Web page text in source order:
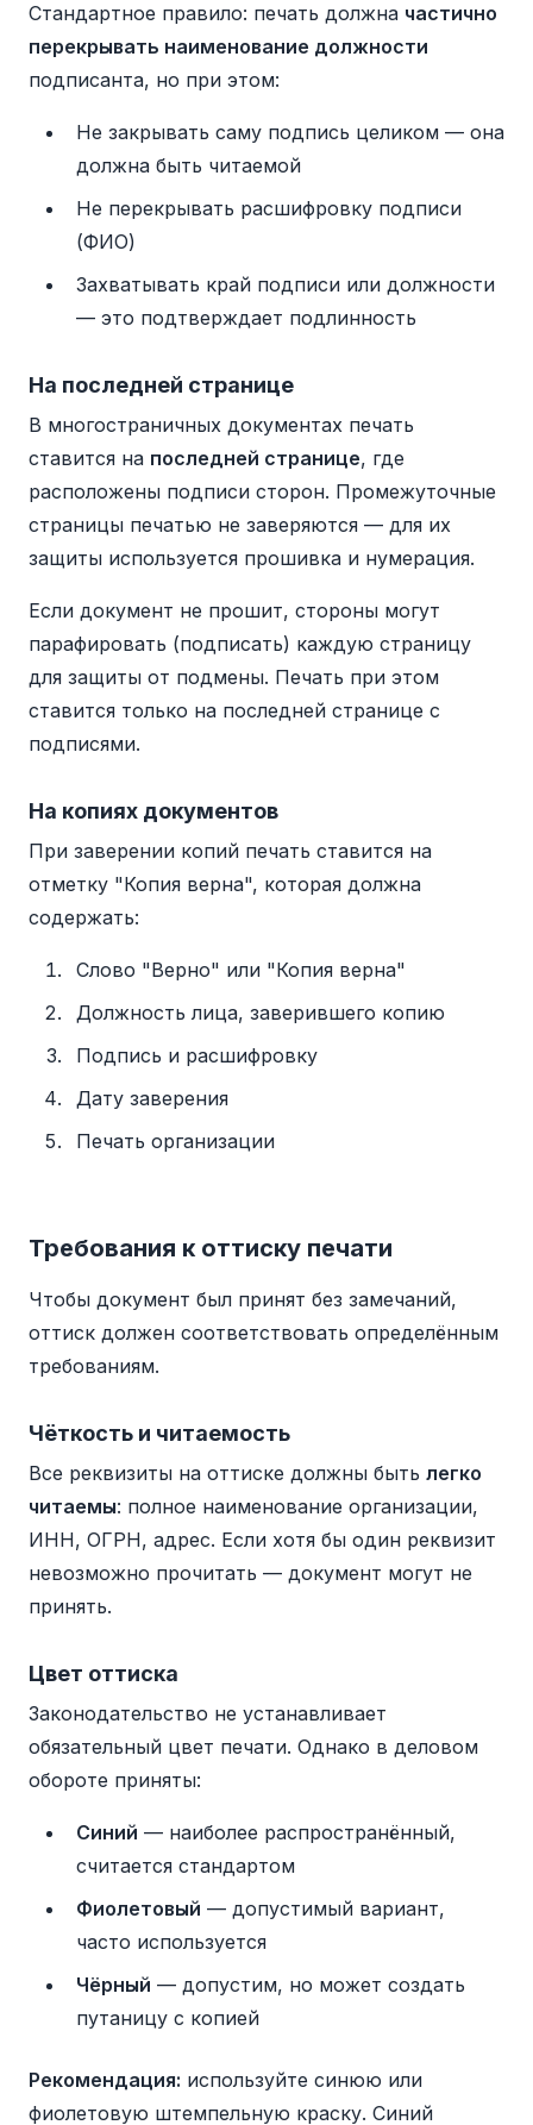
Стандартное правило: печать должна частично
перекрывать наименование должности
подписанта, но при этом:
Не закрывать саму подпись целиком — она
должна быть читаемой
Не перекрывать расшифровку подписи
(ФИО)
Захватывать край подписи или должности
— это подтверждает подлинность
На последней странице
В многостраничных документах печать
ставится на последней странице, где
расположены подписи сторон. Промежуточные
страницы печатью не заверяются — для их
защиты используется прошивка и нумерация.
Если документ не прошит, стороны могут
парафировать (подписать) каждую страницу
для защиты от подмены. Печать при этом
ставится только на последней странице с
подписями.
На копиях документов
При заверении копий печать ставится на
отметку "Копия верна", которая должна
содержать:
Слово "Верно" или "Копия верна"
Должность лица, заверившего копию
Подпись и расшифровку
Дату заверения
Печать организации
Требования к оттиску печати
Чтобы документ был принят без замечаний,
оттиск должен соответствовать определённым
требованиям.
Чёткость и читаемость
Все реквизиты на оттиске должны быть легко
читаемы: полное наименование организации,
ИНН, ОГРН, адрес. Если хотя бы один реквизит
невозможно прочитать — документ могут не
принять.
Цвет оттиска
Законодательство не устанавливает
обязательный цвет печати. Однако в деловом
обороте приняты:
Синий — наиболее распространённый,
считается стандартом
Фиолетовый — допустимый вариант,
часто используется
Чёрный — допустим, но может создать
путаницу с копией
Рекомендация: используйте синюю или
фиолетовую штемпельную краску. Синий